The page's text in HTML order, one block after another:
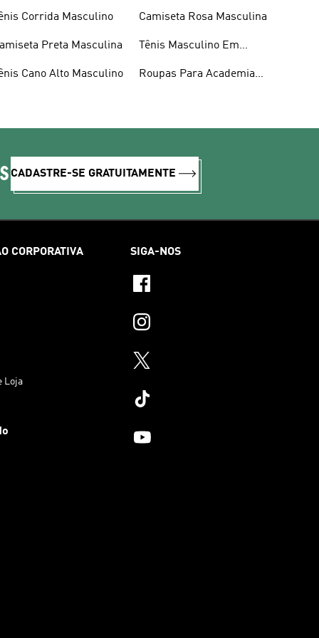
Corrida Masculino
Preta Masculina
Cano Alto Masculino
Camiseta Rosa Masculina
Tênis Masculino Em
Roupas Para Academia
CADASTRE-SE GRATUITAMENTE
CORPORATIVA
Loja
SIGA-NOS